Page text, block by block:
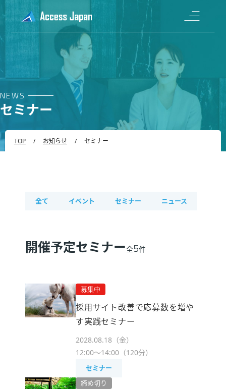
NEWS
セミナー
TOP / お知らせ / セミナー
全て イベント セミナー ニュース
開催予定セミナー全5件
採用サイト改善で応募数を増や
す実践セミナー
2028.08.18（金）
12:00～14:00（120分）
セミナー